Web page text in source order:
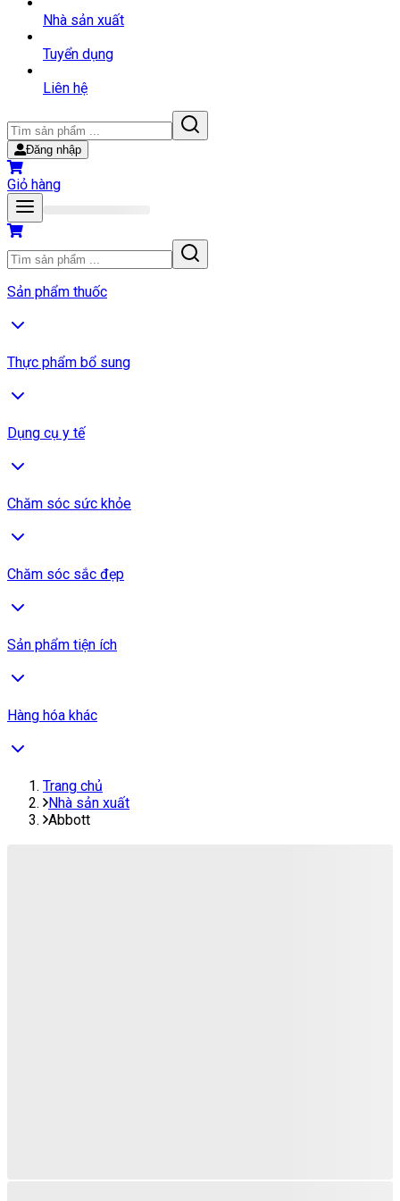
Nhà sản xuất
Tuyển dụng
Liên hệ
Đăng nhập
Giỏ hàng
Sản phẩm thuốc
Thực phẩm bổ sung
Dụng cụ y tế
Chăm sóc sức khỏe
Chăm sóc sắc đẹp
Sản phẩm tiện ích
Hàng hóa khác
Trang chủ
Nhà sản xuất
Abbott